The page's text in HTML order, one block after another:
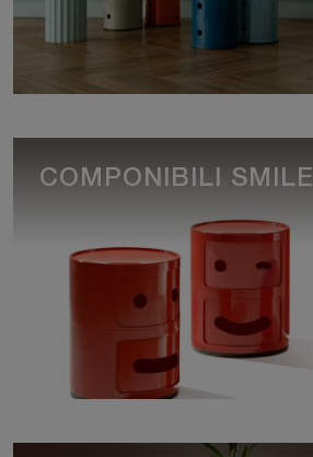
COMPONIBILI SMILE